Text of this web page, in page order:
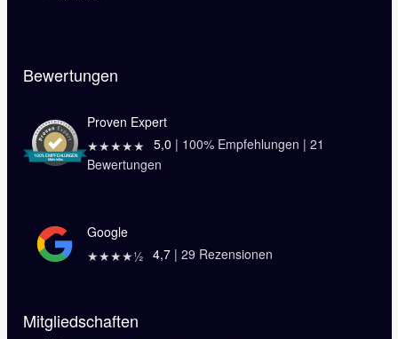
Bewertungen
Proven Expert
★★★★★ 5,0 | 100% Empfehlungen | 21
Bewertungen
Google
★★★★½ 4,7| 29 Rezensionen
Mitgliedschaften